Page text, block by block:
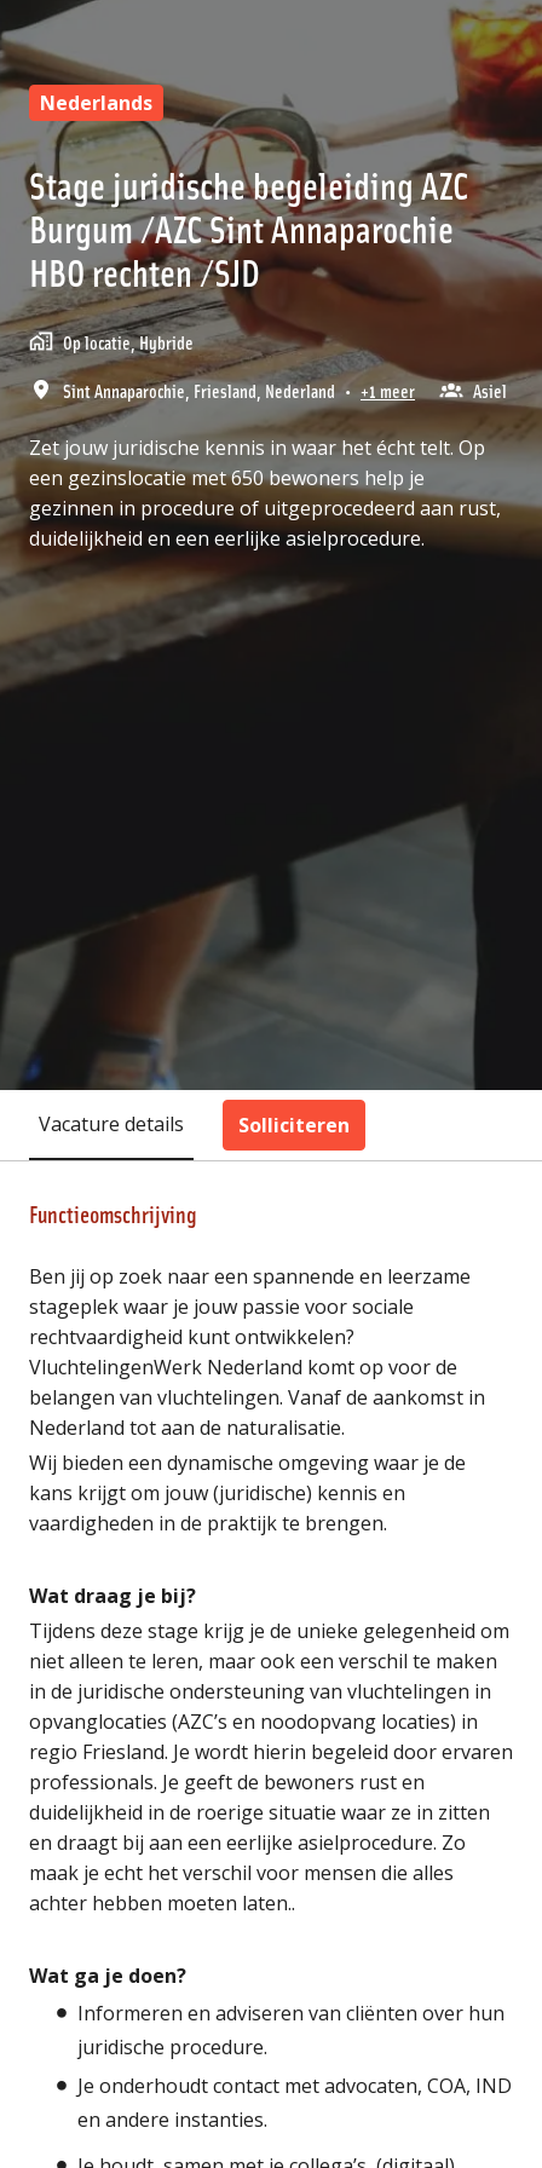
Nederlands
Stage juridische begeleiding AZC
Burgum /AZC Sint Annaparochie
HBO rechten /SJD
Op locatie, Hybride
Sint Annaparochie Friesland Nederland • +1 meer Asiel
Zet jouw juridische kennis in waar het écht telt. Op
een gezinslocatie met 650 bewoners help je
gezinnen in procedure of uitgeprocedeerd aan rust,
duidelijkheid en een eerlijke asielprocedure.
Vacature details Solliciteren
Functieomschrijving
Ben jij op zoek naar een spannende en leerzame
stageplek waar je jouw passie voor sociale
rechtvaardigheid kunt ontwikkelen?
VluchtelingenWerk Nederland komt op voor de
belangen van vluchtelingen. Vanaf de aankomst in
Nederland tot aan de naturalisatie.
Wij bieden een dynamische omgeving waar je de
kans krijgt om jouw (juridische) kennis en
vaardigheden in de praktijk te brengen.
Wat draag je bij?
Tijdens deze stage krijg je de unieke gelegenheid om
niet alleen te leren, maar ook een verschil te maken
in de juridische ondersteuning van vluchtelingen in
opvanglocaties (AZC’s en noodopvang locaties) in
regio Friesland. Je wordt hierin begeleid door ervaren
professionals. Je geeft de bewoners rust en
duidelijkheid in de roerige situatie waar ze in zitten
en draagt bij aan een eerlijke asielprocedure. Zo
maak je echt het verschil voor mensen die alles
achter hebben moeten laten..
Wat ga je doen?
Informeren en adviseren van cliënten over hun
juridische procedure.
Je onderhoudt contact met advocaten, COA, IND
en andere instanties.